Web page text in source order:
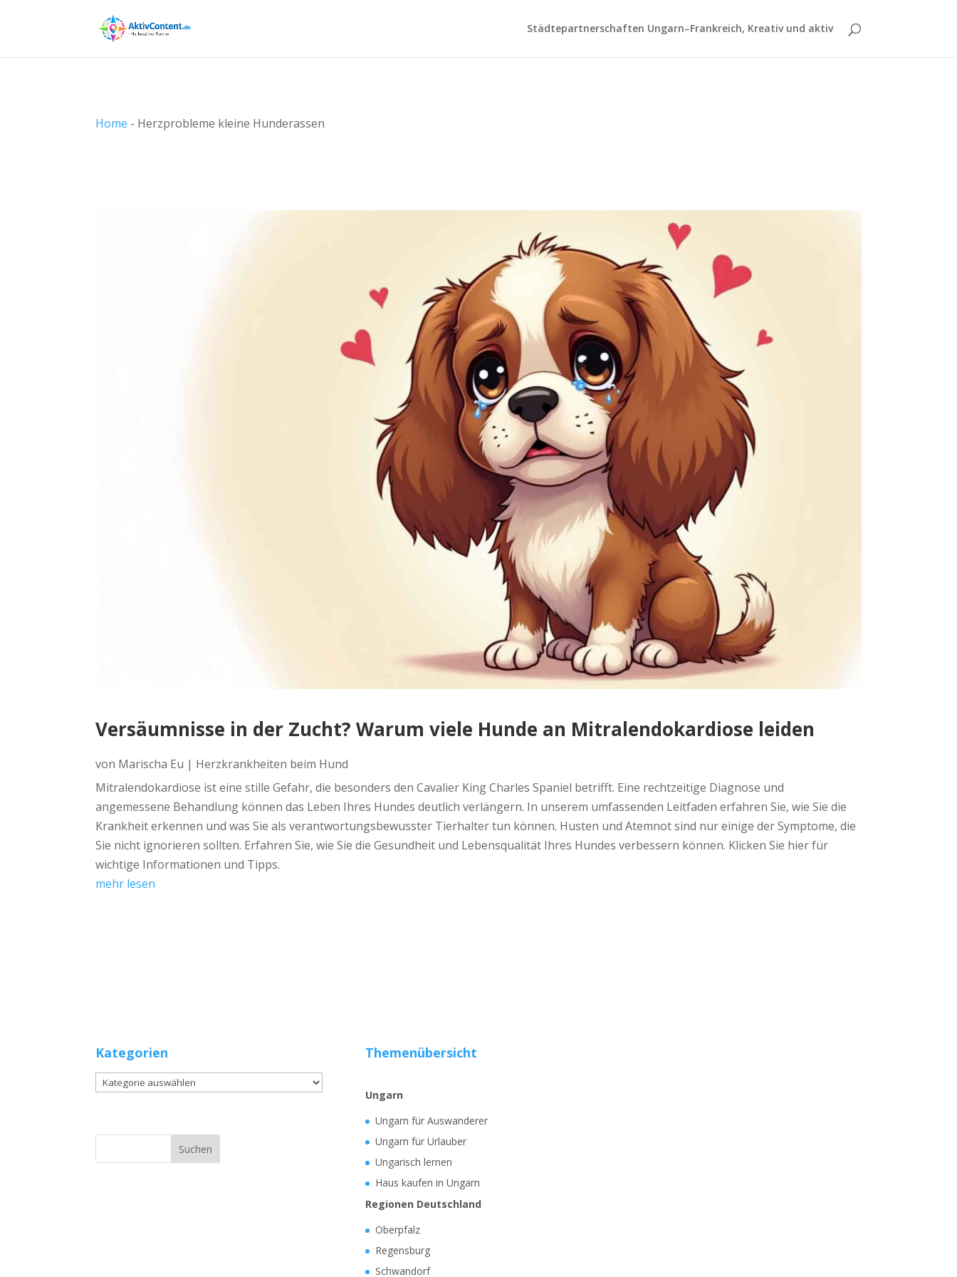
Städtepartnerschaften Ungarn–Frankreich, Kreativ und aktiv
Home - Herzprobleme kleine Hunderassen
Versäumnisse in der Zucht? Warum viele Hunde an Mitralendokardiose leiden
von Marischa Eu | Herzkrankheiten beim Hund
Mitralendokardiose ist eine stille Gefahr, die besonders den Cavalier King Charles Spaniel betrifft. Eine rechtzeitige Diagnose und
angemessene Behandlung können das Leben Ihres Hundes deutlich verlängern. In unserem umfassenden Leitfaden erfahren Sie, wie Sie die
Krankheit erkennen und was Sie als verantwortungsbewusster Tierhalter tun können. Husten und Atemnot sind nur einige der Symptome, die
Sie nicht ignorieren sollten. Erfahren Sie, wie Sie die Gesundheit und Lebensqualität Ihres Hundes verbessern können. Klicken Sie hier für
wichtige Informationen und Tipps.
mehr lesen
Kategorien
Kategorien
Themenübersicht
Ungarn
Ungarn für Auswanderer
Ungarn für Urlauber
Ungarisch lernen
Haus kaufen in Ungarn
Regionen Deutschland
Oberpfalz
Regensburg
Schwandorf